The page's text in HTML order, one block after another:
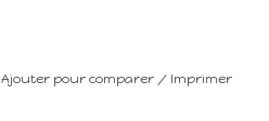
Ajouter pour comparer / Imprimer